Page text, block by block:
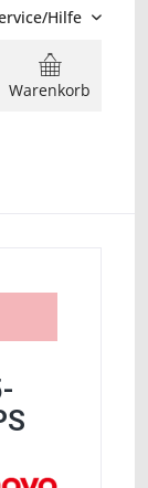
Hilfe
Warenkorb